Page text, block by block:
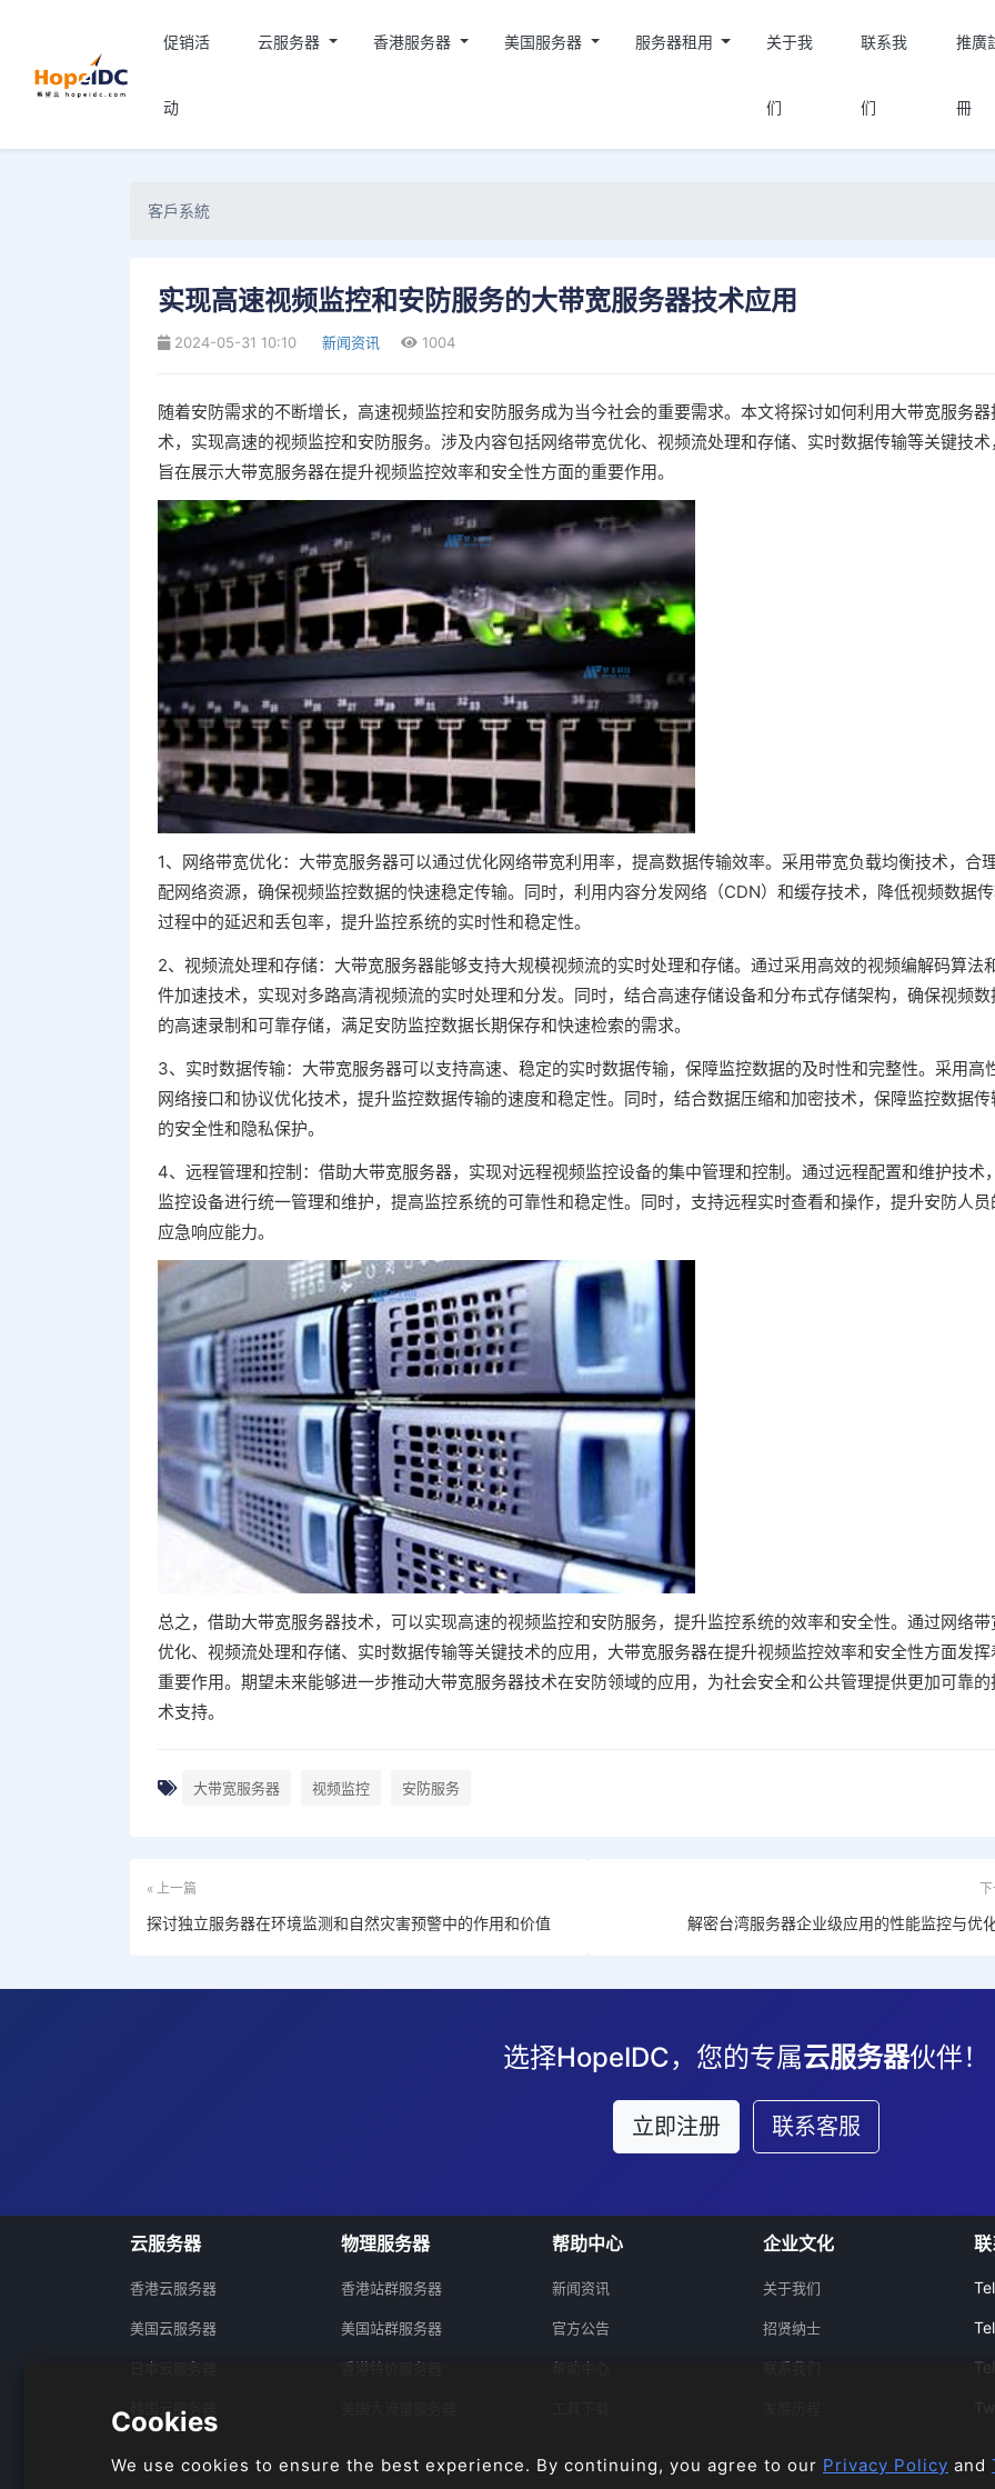
促销活
动
云服务器 香港服务器 美国服务器 服务器租用 关于我
们
联系我
们
推廣
冊
客戶系統
实现高速视频监控和安防服务的大带宽服务器技术应用
2024-05-31 10:10 新闻资讯 1004
随着安防需求的不断增长，高速视频监控和安防服务成为当今社会的重要需求。本文将探讨如何利用大带宽服务器
术，实现高速的视频监控和安防服务。涉及内容包括网络带宽优化、视频流处理和存储、实时数据传输等关键技术
旨在展示大带宽服务器在提升视频监控效率和安全性方面的重要作用。
1、网络带宽优化：大带宽服务器可以通过优化网络带宽利用率，提高数据传输效率。采用带宽负载均衡技术，合
配网络资源，确保视频监控数据的快速稳定传输。同时，利用内容分发网络（CDN）和缓存技术，降低视频数据
过程中的延迟和丢包率，提升监控系统的实时性和稳定性。
2、视频流处理和存储：大带宽服务器能够支持大规模视频流的实时处理和存储。通过采用高效的视频编解码算法
件加速技术，实现对多路高清视频流的实时处理和分发。同时，结合高速存储设备和分布式存储架构，确保视频数
的高速录制和可靠存储，满足安防监控数据长期保存和快速检索的需求。
3、实时数据传输：大带宽服务器可以支持高速、稳定的实时数据传输，保障监控数据的及时性和完整性。采用高
网络接口和协议优化技术，提升监控数据传输的速度和稳定性。同时，结合数据压缩和加密技术，保障监控数据传
的安全性和隐私保护。
4、远程管理和控制：借助大带宽服务器，实现对远程视频监控设备的集中管理和控制。通过远程配置和维护技术
监控设备进行统一管理和维护，提高监控系统的可靠性和稳定性。同时，支持远程实时查看和操作，提升安防人员
应急响应能力。
总之，借助大带宽服务器技术，可以实现高速的视频监控和安防服务，提升监控系统的效率和安全性。通过网络带
优化、视频流处理和存储、实时数据传输等关键技术的应用，大带宽服务器在提升视频监控效率和安全性方面发挥
重要作用。期望未来能够进一步推动大带宽服务器技术在安防领域的应用，为社会安全和公共管理提供更加可靠的
术支持。
大带宽服务器 视频监控 安防服务
« 上一篇
探讨独立服务器在环境监测和自然灾害预警中的作用和价值 解密台湾服务器企业级应用的性能监控与优
选择HopeIDC，您的专属云服务器伙伴！
立即注册 联系客服
云服务器
香港云服务器
美国云服务器
日本云服务器
韩国云服务器
物理服务器
香港站群服务器
美国站群服务器
香港特价服务器
帮助中心
新闻资讯
官方公告
帮助中心
企业文化
关于我们
招贤纳士
联系我们
联
Cookies
We use cookies to ensure the best experience. By continuing, you agree to our Privacy Policy and